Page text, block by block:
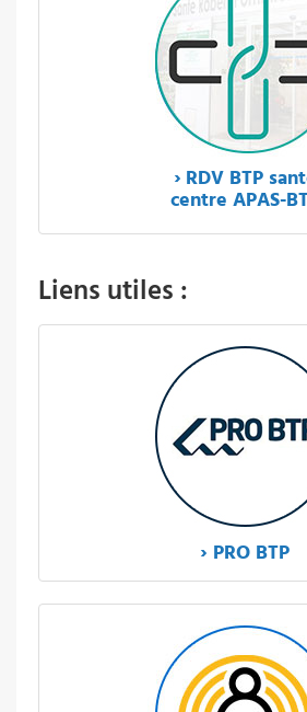
› RDV BTP
centre APAS-
Liens utiles :
› PRO BTP